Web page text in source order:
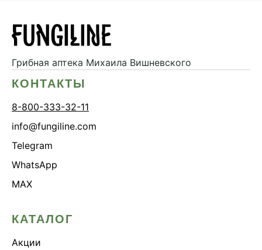
Грибная аптека Михаила Вишневского
КОНТАКТЫ
8-800-333-32-11
info@fungiline.com
Telegram
WhatsApp
MAX
КАТАЛОГ
Акции